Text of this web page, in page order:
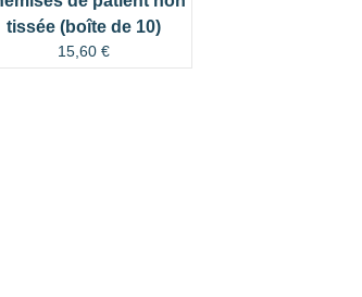
tissée (boîte de 10)
15,60 €